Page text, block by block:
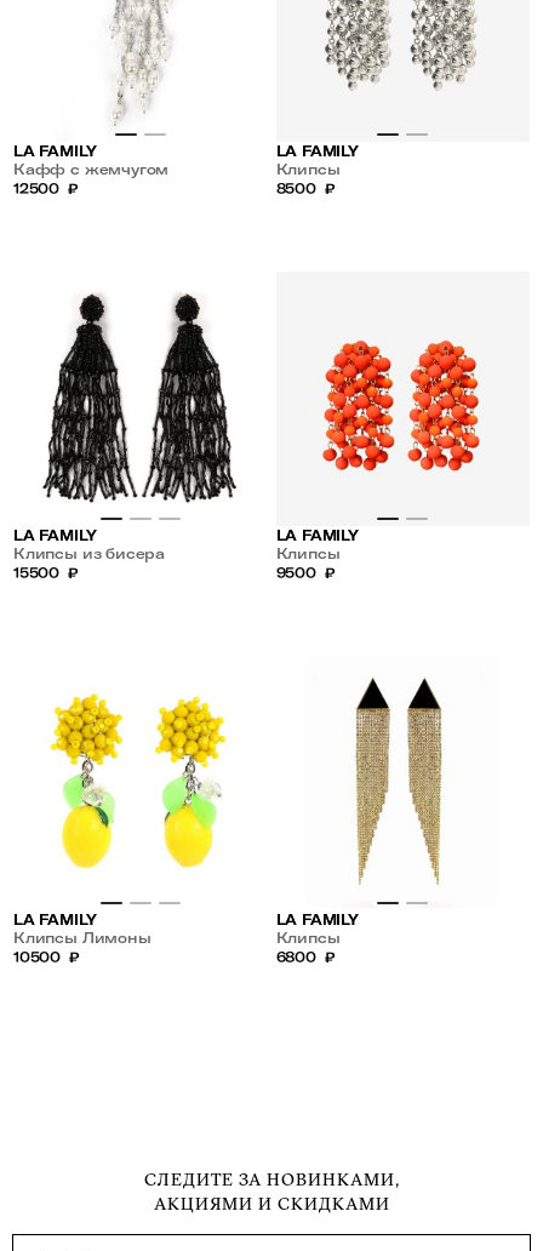
LA FAMILY
Кафф с жемчугом
12500 ₽
LA FAMILY
Клипсы
8500 ₽
LA FAMILY
Клипсы из бисера
15500 ₽
LA FAMILY
Клипсы
9500 ₽
LA FAMILY
Клипсы Лимоны
10500 ₽
LA FAMILY
Клипсы
6800 ₽
СЛЕДИТЕ ЗА НОВИНКАМИ,
АКЦИЯМИ И СКИДКАМИ